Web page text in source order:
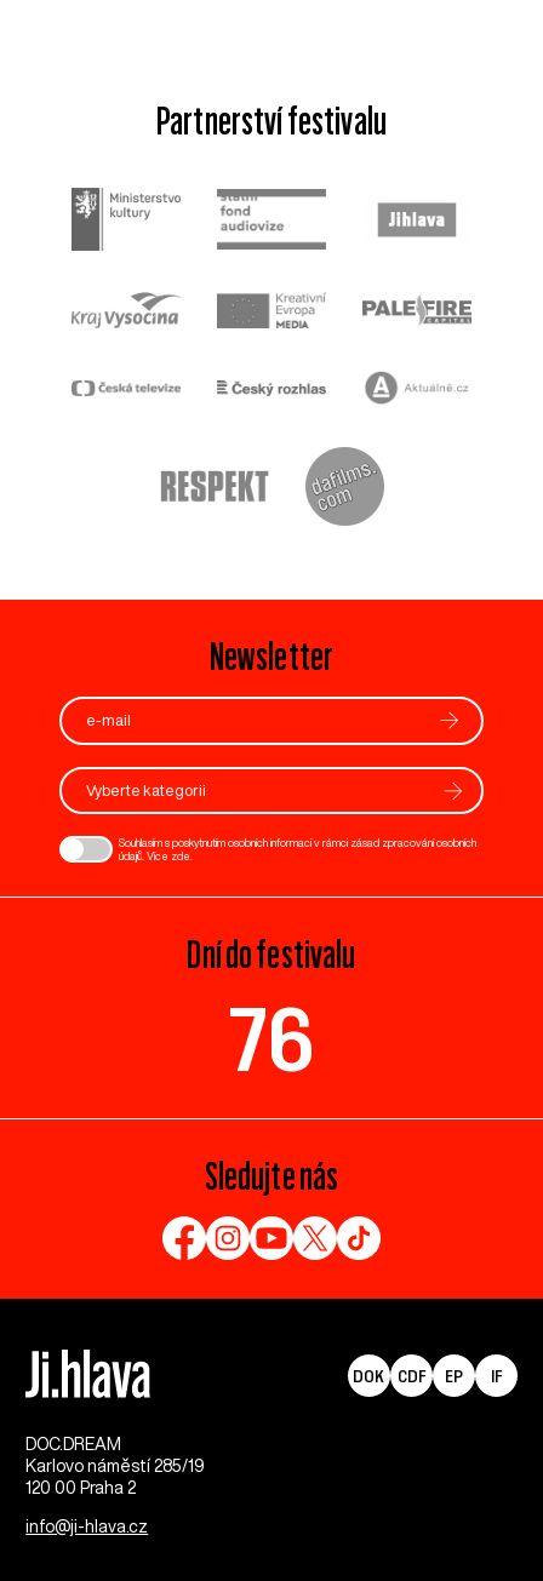
Partnerství festivalu
Newsletter
Vyberte kategorii
Souhlasím s poskytnutím osobních informací v rámci zásad zpracování osobních
údajů. Více zde
Dní do festivalu
76
Sledujte nás
DOC.DREAM​
Karlovo náměstí 285/19
120 00 Praha 2
info@ji-hlava.cz
DOK CDF EP IF